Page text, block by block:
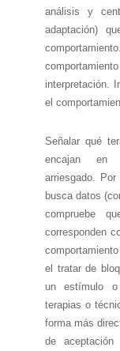
análisis y
adaptación)
interpretación.
el
Señalar qué
encajan en
arriesgado.
busca datos
compruebe
corresponden
el tratar de
un estímulo o
terapias o
forma más
de